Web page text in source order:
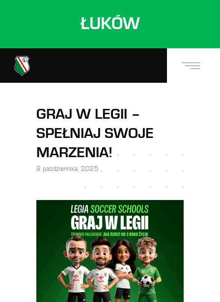
ŁUKÓW
GRAJ W LEGII –
SPEŁNIAJ SWOJE
MARZENIA!
8 października, 2025